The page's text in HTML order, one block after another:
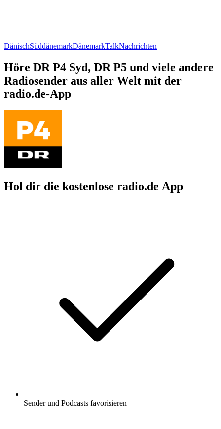
DänischSüddänemarkDänemarkTalkNachrichten
Höre DR P4 Syd, DR P5 und viele andere
Radiosender aus aller Welt mit der
radio.de-App
Hol dir die kostenlose radio.de App
Sender und Podcasts favorisieren